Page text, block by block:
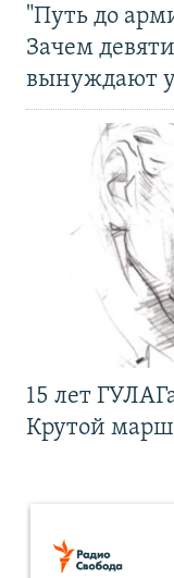
"Путь до
Зачем
вынуждают
15 лет
Крутой